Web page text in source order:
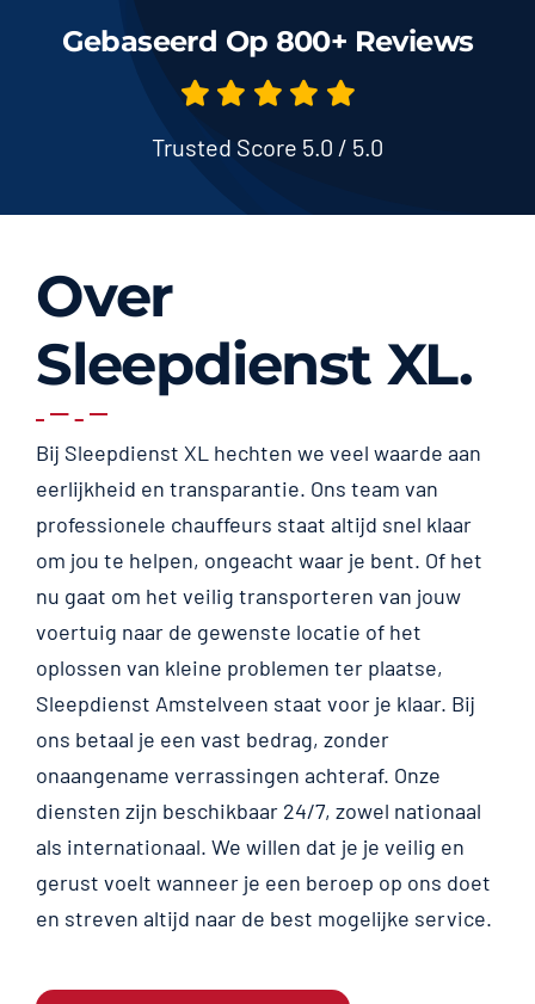
Gebaseerd Op 800+ Reviews
Trusted Score 5.0 / 5.0
Over
Sleepdienst XL.
Bij Sleepdienst XL hechten we veel waarde aan
eerlijkheid en transparantie. Ons team van
professionele chauffeurs staat altijd snel klaar
om jou te helpen, ongeacht waar je bent. Of het
nu gaat om het veilig transporteren van jouw
voertuig naar de gewenste locatie of het
oplossen van kleine problemen ter plaatse,
Sleepdienst Amstelveen staat voor je klaar. Bij
ons betaal je een vast bedrag, zonder
onaangename verrassingen achteraf. Onze
diensten zijn beschikbaar 24/7, zowel nationaal
als internationaal. We willen dat je je veilig en
gerust voelt wanneer je een beroep op ons doet
en streven altijd naar de best mogelijke service.